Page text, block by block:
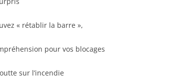
« rétablir la barre »,
pour vos blocages
sur l’incendie